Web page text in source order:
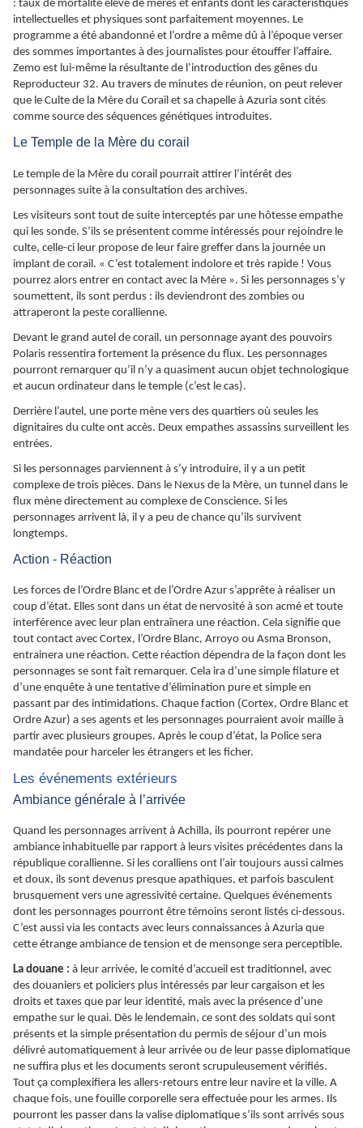
: taux de mortalité élevé de mères et enfants dont les caractéristiques
intellectuelles et physiques sont parfaitement moyennes. Le
programme a été abandonné et l’ordre a même dû à l’époque verser
des sommes importantes à des journalistes pour étouffer l’affaire.
Zemo est lui-même la résultante de l’introduction des gênes du
Reproducteur 32. Au travers de minutes de réunion, on peut relever
que le Culte de la Mère du Corail et sa chapelle à Azuria sont cités
comme source des séquences génétiques introduites.
Le Temple de la Mère du corail
Le temple de la Mère du corail pourrait attirer l’intérêt des
personnages suite à la consultation des archives.
Les visiteurs sont tout de suite interceptés par une hôtesse empathe
qui les sonde. S’ils se présentent comme intéressés pour rejoindre le
culte, celle-ci leur propose de leur faire greffer dans la journée un
implant de corail. « C’est totalement indolore et très rapide ! Vous
pourrez alors entrer en contact avec la Mère ». Si les personnages s’y
soumettent, ils sont perdus : ils deviendront des zombies ou
attraperont la peste corallienne.
Devant le grand autel de corail, un personnage ayant des pouvoirs
Polaris ressentira fortement la présence du flux. Les personnages
pourront remarquer qu’il n’y a quasiment aucun objet technologique
et aucun ordinateur dans le temple (c’est le cas).
Derrière l’autel, une porte mène vers des quartiers où seules les
dignitaires du culte ont accès. Deux empathes assassins surveillent les
entrées.
Si les personnages parviennent à s’y introduire, il y a un petit
complexe de trois pièces. Dans le Nexus de la Mère, un tunnel dans le
flux mène directement au complexe de Conscience. Si les
personnages arrivent là, il y a peu de chance qu’ils survivent
longtemps.
Action - Réaction
Les forces de l’Ordre Blanc et de l’Ordre Azur s’apprête à réaliser un
coup d’état. Elles sont dans un état de nervosité à son acmé et toute
interférence avec leur plan entraînera une réaction. Cela signifie que
tout contact avec Cortex, l’Ordre Blanc, Arroyo ou Asma Bronson,
entrainera une réaction. Cette réaction dépendra de la façon dont les
personnages se sont fait remarquer. Cela ira d’une simple filature et
d’une enquête à une tentative d’élimination pure et simple en
passant par des intimidations. Chaque faction (Cortex, Ordre Blanc et
Ordre Azur) a ses agents et les personnages pourraient avoir maille à
partir avec plusieurs groupes. Après le coup d’état, la Police sera
mandatée pour harceler les étrangers et les ficher.
Les événements extérieurs
Ambiance générale à l’arrivée
Quand les personnages arrivent à Achilla, ils pourront repérer une
ambiance inhabituelle par rapport à leurs visites précédentes dans la
république corallienne. Si les coralliens ont l’air toujours aussi calmes
et doux, ils sont devenus presque apathiques, et parfois basculent
brusquement vers une agressivité certaine. Quelques événements
dont les personnages pourront être témoins seront listés ci-dessous.
C’est aussi via les contacts avec leurs connaissances à Azuria que
cette étrange ambiance de tension et de mensonge sera perceptible.
La douane : à leur arrivée, le comité d’accueil est traditionnel, avec
des douaniers et policiers plus intéressés par leur cargaison et les
droits et taxes que par leur identité, mais avec la présence d’une
empathe sur le quai. Dès le lendemain, ce sont des soldats qui sont
présents et la simple présentation du permis de séjour d’un mois
délivré automatiquement à leur arrivée ou de leur passe diplomatique
ne suffira plus et les documents seront scrupuleusement vérifiés.
Tout ça complexifiera les allers-retours entre leur navire et la ville. A
chaque fois, une fouille corporelle sera effectuée pour les armes. Ils
pourront les passer dans la valise diplomatique s’ils sont arrivés sous